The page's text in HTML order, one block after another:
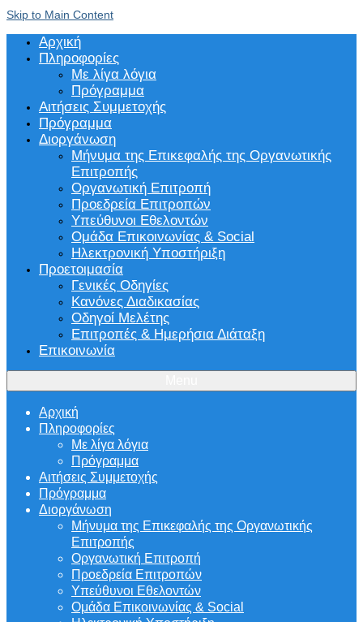
Skip to Main Content
Αρχική
Πληροφορίες
Με λίγα λόγια
Πρόγραμμα
Αιτήσεις Συμμετοχής
Πρόγραμμα
Διοργάνωση
Μήνυμα της Επικεφαλής της Οργανωτικής
Επιτροπής
Οργανωτική Επιτροπή
Προεδρεία Επιτροπών
Υπεύθυνοι Εθελοντών
Ομάδα Επικοινωνίας & Social
Ηλεκτρονική Υποστήριξη
Προετοιμασία
Γενικές Οδηγίες
Κανόνες Διαδικασίας
Οδηγοί Μελέτης
Επιτροπές & Ημερήσια Διάταξη
Επικοινωνία
Αρχική
Πληροφορίες
Με λίγα λόγια
Πρόγραμμα
Αιτήσεις Συμμετοχής
Πρόγραμμα
Διοργάνωση
Μήνυμα της Επικεφαλής της Οργανωτικής
Επιτροπής
Οργανωτική Επιτροπή
Προεδρεία Επιτροπών
Υπεύθυνοι Εθελοντών
Ομάδα Επικοινωνίας & Social